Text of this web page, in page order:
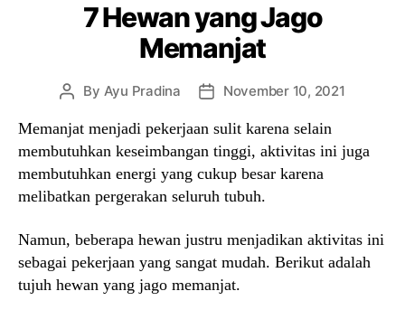
7 Hewan yang Jago
Memanjat
Post
By Ayu Pradina
PostNovember 10, 2021
Memanjat menjadi pekerjaan sulit karena selain
membutuhkan keseimbangan tinggi, aktivitas ini juga
membutuhkan energi yang cukup besar karena
melibatkan pergerakan seluruh tubuh.
Namun, beberapa hewan justru menjadikan aktivitas ini
sebagai pekerjaan yang sangat mudah. Berikut adalah
tujuh hewan yang jago memanjat.